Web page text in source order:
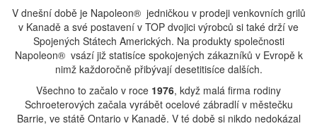
V dnešní době je Napoleon® jedničkou v prodeji venkovních grilů
v Kanadě a své postavení v TOP dvojici výrobců si také drží ve
Spojených Státech Amerických. Na produkty společnosti
Napoleon® vsází již statisíce spokojených zákazníků v Evropě k
nimž každoročně přibývají desetitisíce dalších.
Všechno to začalo v roce 1976, když malá firma rodiny
Schroeterových začala vyrábět ocelové zábradlí v městečku
Barrie, ve státě Ontario v Kanadě. V té době si nikdo nedokázal